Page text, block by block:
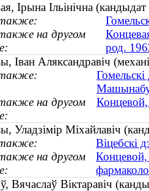
Ірына Ільінічна
на другом
род.
Іван Аляксандравіч
на другом
Уладзімір Міхайлавіч
Віцебскі
на другом
Вячаслаў Віктаравіч